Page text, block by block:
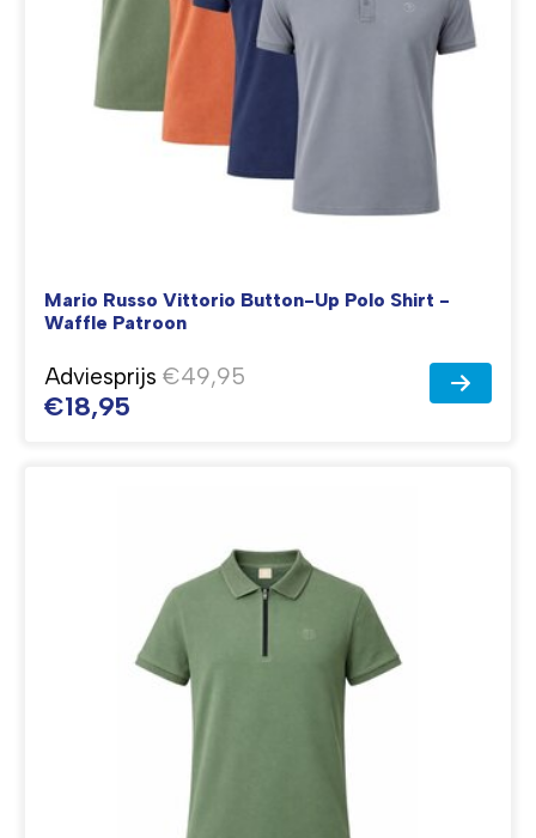
Mario Russo Vittorio Button-Up Polo Shirt -
Waffle Patroon
Adviesprijs €49,95
€18,95